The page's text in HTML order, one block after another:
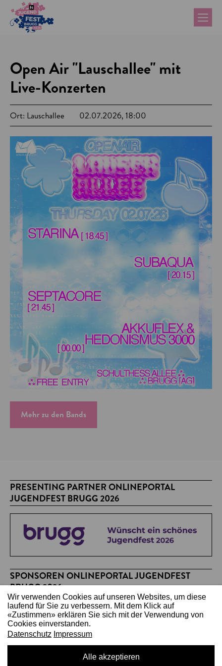
Open Air "Lauschallee" mit
Live-Konzerten
02.07.2026, 18:00
Ort: Lauschallee
Mehr zu den Bands
PRESENTING PARTNER ONLINEPORTAL
JUGENDFEST BRUGG 2026
SPONSOREN ONLINEPORTAL JUGENDFEST
BRUGG 2026
Wir verwenden Cookies auf unseren Websites, um diese
laufend für Sie zu verbessern. Mit dem Klick auf
«Zustimmen» erklären Sie sich mit der Verwendung von
Cookies einverstanden.
Datenschutz Impressum
Alle akzeptieren